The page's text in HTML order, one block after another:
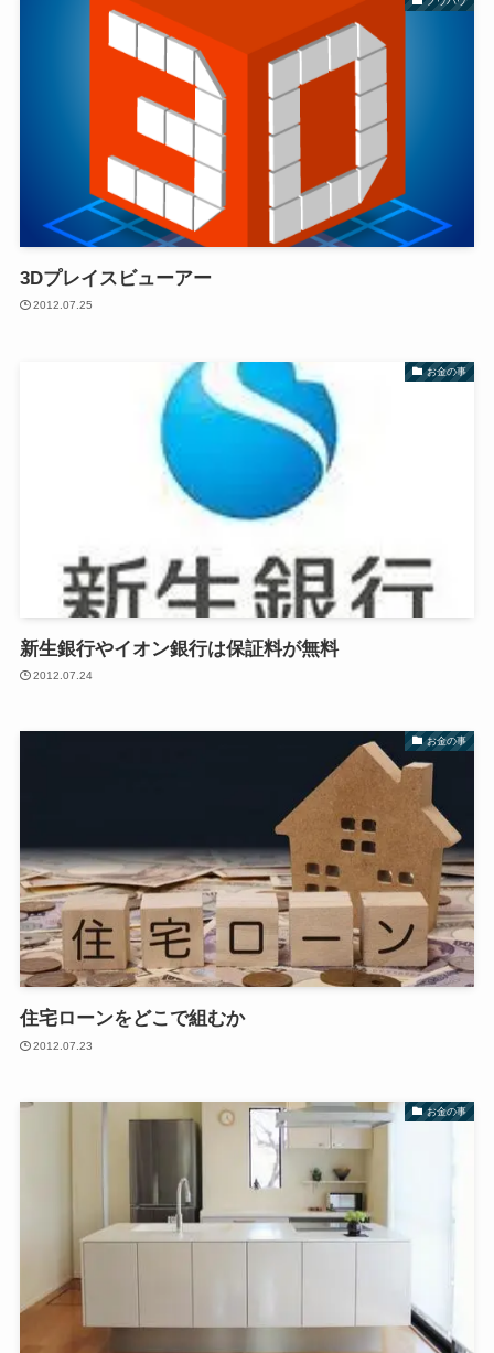
3Dプレイスビューアー
2012.07.25
お金の事
新生銀行やイオン銀行は保証料が無料
2012.07.24
お金の事
住宅ローンをどこで組むか
2012.07.23
お金の事